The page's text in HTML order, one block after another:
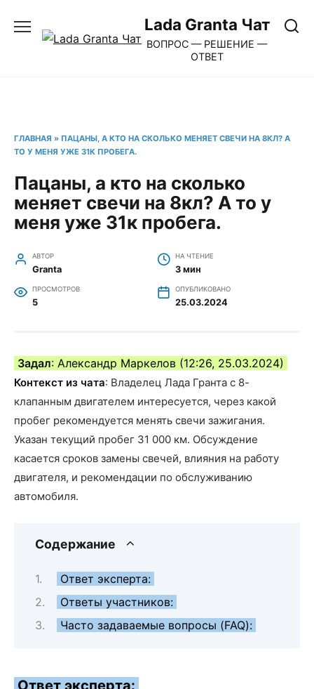
содержанию
Lada Granta Чат
ВОПРОС — РЕШЕНИЕ —
ОТВЕТ
ГЛАВНАЯ » ПАЦАНЫ, А КТО НА СКОЛЬКО МЕНЯЕТ СВЕЧИ НА 8КЛ? А
ТО У МЕНЯ УЖЕ 31К ПРОБЕГА.
Пацаны, а кто на сколько
меняет свечи на 8кл? А то у
меня уже 31к пробега.
АВТОР
Granta
НА ЧТЕНИЕ
3 мин
ПРОСМОТРОВ
5
ОПУБЛИКОВАНО
25.03.2024
Задал: Александр Маркелов (12:26, 25.03.2024)
Контекст из чата: Владелец Лада Гранта с 8-
клапанным двигателем интересуется, через какой
пробег рекомендуется менять свечи зажигания.
Указан текущий пробег 31 000 км. Обсуждение
касается сроков замены свечей, влияния на работу
двигателя, и рекомендации по обслуживанию
автомобиля.
Содержание
Ответ эксперта:
Ответы участников:
Часто задаваемые вопросы (FAQ):
Ответ эксперта: